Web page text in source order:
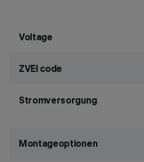
Voltage
ZVEI code
Stromversorgung
Montageoptionen